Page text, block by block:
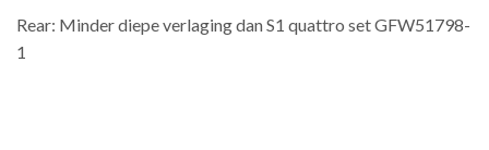
Rear: Minder diepe verlaging dan S1 quattro set GFW51798-
1